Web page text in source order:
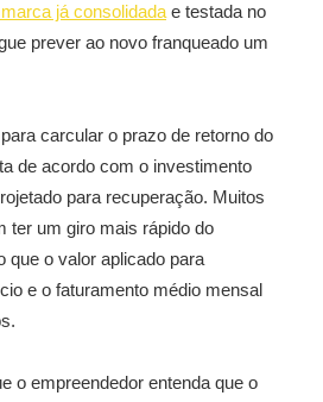
já consolidada e testada no
prever ao novo franqueado um
carcular o prazo de retorno do
de acordo com o investimento
para recuperação. Muitos
ter um giro mais rápido do
que o valor aplicado para
e o faturamento médio mensal
o empreendedor entenda que o